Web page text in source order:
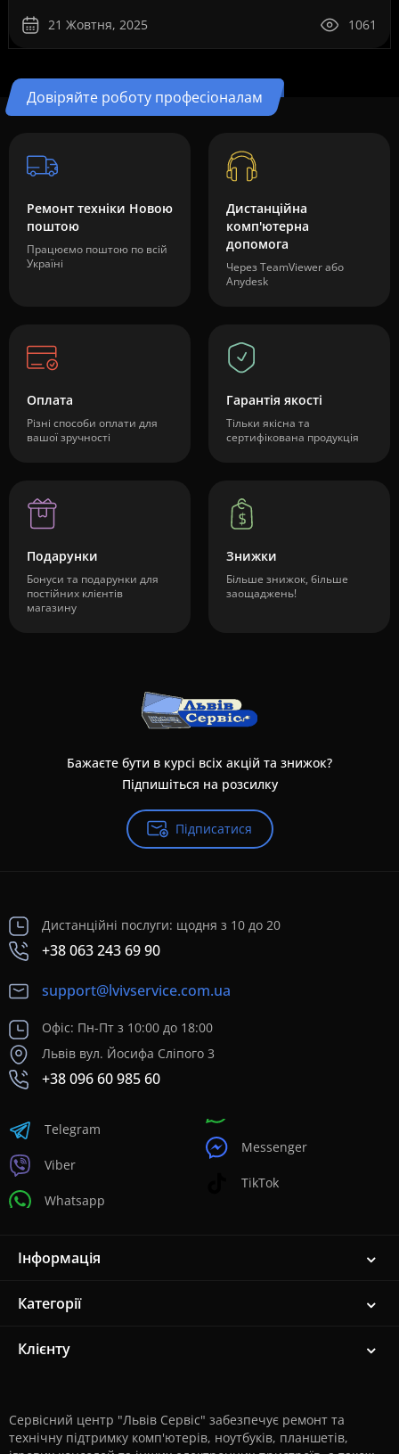
21 Жовтня, 2025
1061
Довіряйте роботу професіоналам
Ремонт техніки Новою
поштою
Працюємо поштою по всій
Україні
Дистанційна
комп'ютерна
допомога
Через TeamViewer або
Anydesk
Оплата
Різні способи оплати для
вашої зручності
Гарантія якості
Тільки якісна та
сертифікована продукція
Подарунки
Бонуси та подарунки для
постійних клієнтів
магазину
Знижки
Більше знижок, більше
заощаджень!
Бажаєте бути в курсі всіх акцій та знижок?
Підпишіться на розсилку
Підписатися
Дистанційні послуги: щодня з 10 до 20
+38 063 243 69 90
support@lvivservice.com.ua
Офіс: Пн-Пт з 10:00 до 18:00
Львів вул. Йосифа Сліпого 3
+38 096 60 985 60
Telegram
Viber
Whatsapp
Messenger
TikTok
Інформація
Категорії
Клієнту
Сервісний центр "Львів Сервіс" забезпечує ремонт та
технічну підтримку комп'ютерів, ноутбуків, планшетів,